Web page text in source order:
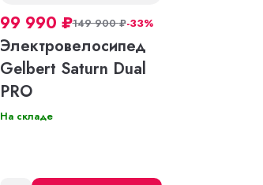
99 990 ₽149 900₽-33%
Электровелосипед
Gelbert Saturn Dual
PRO
На складе